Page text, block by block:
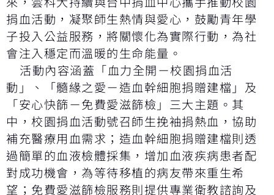
捐血活動，凝聚師生熱情與愛心，鼓勵青年學
子投入公益服務，將關懷化為實際行動，為社
會注入穩定而溫暖的生命能量。
活動內容涵蓋「血力全開－校園捐血活
動」、「髓緣之愛－造血幹細胞捐贈建檔」及
「安心快篩－免費愛滋篩檢」三大主題。其
中，校園捐血活動號召師生挽袖捐熱血，協助
補充醫療用血需求；造血幹細胞捐贈建檔則透
過簡單的血液檢體採集，增加血液疾病患者配
對成功機會，為等待移植的病友帶來重生希
望；免費愛滋篩檢服務則提供專業衛教諮詢及